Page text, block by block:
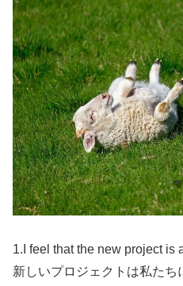
1.I feel that the new project is
新しいプロジェクトは私たち